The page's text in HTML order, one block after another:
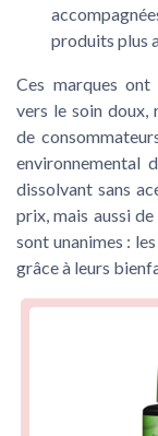
produits plus
Ces marques
vers le soin doux,
de
environnemental
dissolvant sans
prix, mais aussi
sont unanimes :
grâce à leurs